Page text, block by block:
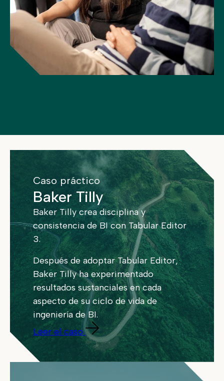
Caso práctico
Baker Tilly
Baker Tilly crea disciplina y
consistencia de BI con Tabular Editor
3.
Después de adoptar Tabular Editor,
Baker Tilly ha experimentado
resultados sustanciales en cada
aspecto de su ciclo de vida de
ingeniería de BI.
Leer el caso